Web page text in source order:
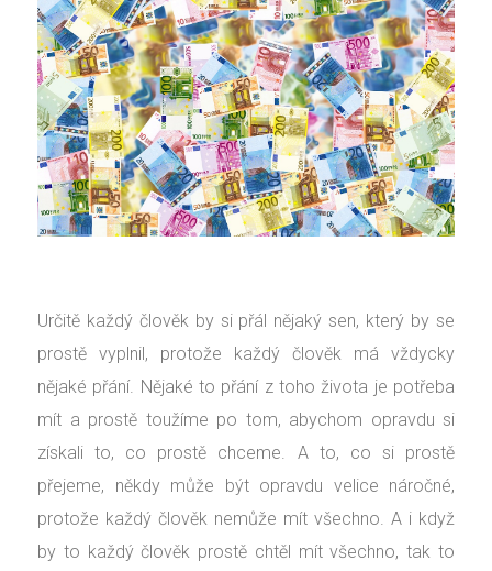
Určitě každý člověk by si přál nějaký sen, který by se
prostě vyplnil, protože každý člověk má vždycky
nějaké přání. Nějaké to přání z toho života je potřeba
mít a prostě toužíme po tom, abychom opravdu si
získali to, co prostě chceme. A to, co si prostě
přejeme, někdy může být opravdu velice náročné,
protože každý člověk nemůže mít všechno. A i když
by to každý člověk prostě chtěl mít všechno, tak to